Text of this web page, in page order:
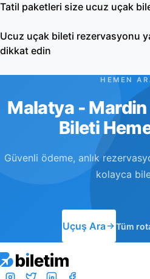
Tatil paketleri size ucuz uçak
Ucuz uçak bileti rezervasyonu
dikkat edin
HEMEN
Malatya - Mardin
Bileti
Güvenli ödeme, anlık
kolayca
Uçuş Ara Tüm